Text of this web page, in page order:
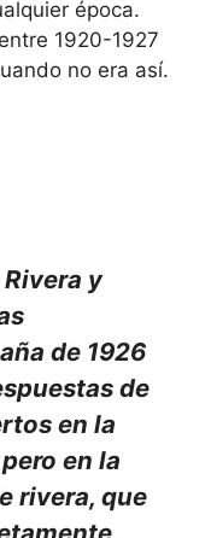
época.
1920-1927
no era así.
y
de 1926
de
en la
en la
rivera, que